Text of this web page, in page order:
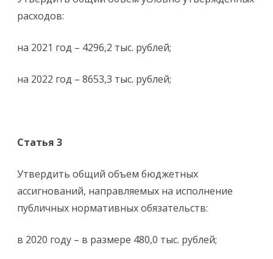
расходов:
на 2021 год – 4296,2 тыс. рублей;
на 2022 год – 8653,3 тыс. рублей;
Статья 3
Утвердить общий объем бюджетных
ассигнований, направляемых на исполнение
публичных нормативных обязательств:
в 2020 году – в размере 480,0 тыс. рублей;